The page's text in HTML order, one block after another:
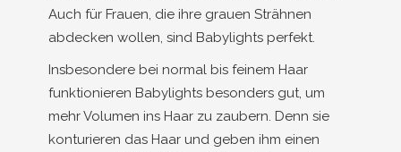
Auch für Frauen, die ihre grauen Strähnen
abdecken wollen, sind Babylights perfekt.
Insbesondere bei normal bis feinem Haar
funktionieren Babylights besonders gut, um
mehr Volumen ins Haar zu zaubern. Denn sie
konturieren das Haar und geben ihm einen